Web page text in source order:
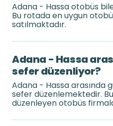
Adana - Hassa otobüs
Bu rotada en uygun
satılmaktadır.
Adana - Hassa
sefer düzenliyor?
Adana - Hassa arasında
sefer düzenlemektedir.
düzenleyen otobüs